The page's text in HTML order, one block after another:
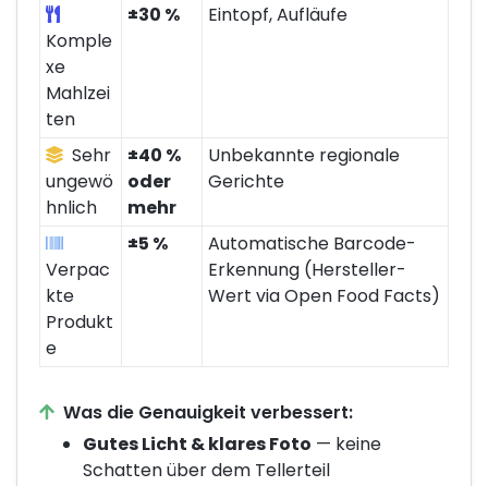
Komple
xe
Mahlzei
ten
±30 % Eintopf, Aufläufe
Sehr
ungewö
hnlich
±40 %
oder
mehr
Unbekannte regionale
Gerichte
Verpac
kte
Produkt
e
±5 %
Automatische Barcode-
Erkennung (Hersteller-
Wert via Open Food Facts)
Was die Genauigkeit verbessert:
Gutes Licht & klares Foto — keine
Schatten über dem Tellerteil